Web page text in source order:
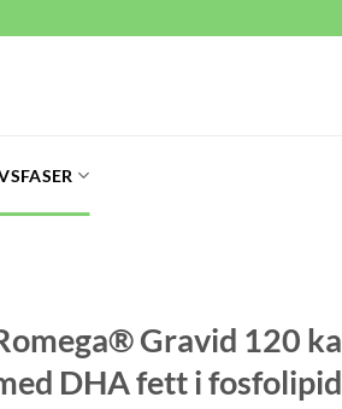
Gravid 120
DHA fett i